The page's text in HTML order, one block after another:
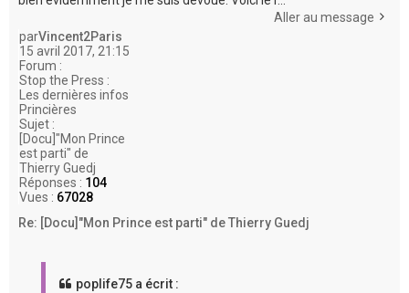
Aller au message
parVincent2Paris
15 avril 2017, 21:15
Forum :
Stop the Press :
Les dernières infos
Princières
Sujet :
[Docu]"Mon Prince
est parti" de
Thierry Guedj
Réponses : 104
Vues : 67028
Re: [Docu]"Mon Prince est parti" de Thierry Guedj
poplife75 a écrit :